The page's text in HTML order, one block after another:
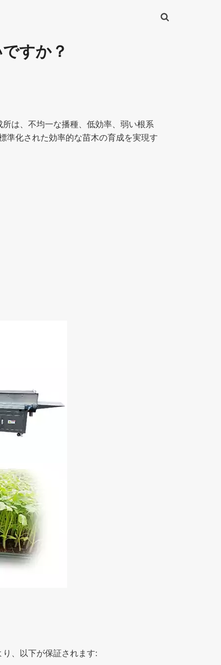
すか？
は、不均一な播種、低効率、弱い根系
準化された効率的な苗木の育成を実現す
、以下が保証されます: